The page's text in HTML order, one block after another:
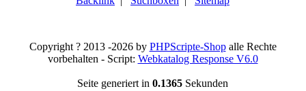
Copyright ? 2013 -2026 by PHPScripte-Shopalle Rechte
vorbehalten - Script: Webkatalog Response V6.0
Seite generiert in 0.1365 Sekunden